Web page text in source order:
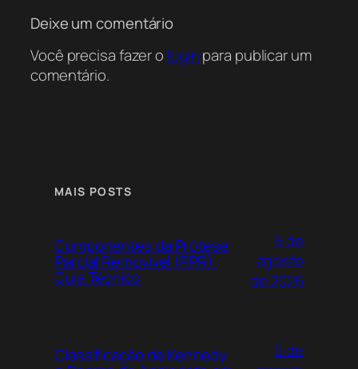
Deixe um comentário
Você precisa fazer o loginpara publicar um
comentário.
MAIS POSTS
Componentes da Prótese
Parcial Removível (PPR):
Guia Técnico
5 de
agosto
de 2026
Classificação de Kennedy
5 de